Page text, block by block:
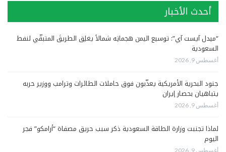
أحدث الأخبار
“ميدل آيست آي”: توسيع اليمن هجماتِه شمالاً يغلِق الطريقَ المتبقّي لنفط
السعودية
أغسطس 9, 2026
جنود البحرية الأمريكية يعذّبون فوق حاملات الطائرات وترامب ووزير حربه
يتباهيان بحصار إيران
أغسطس 9, 2026
لماذا تجنبت وزارة الطاقة السعودية ذكر سبب حريق مصفاة “أرامكو” فجر
اليوم
أغسطس 9, 2026